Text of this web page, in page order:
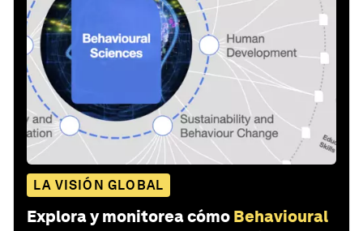
LA VISIÓN GLOBAL
Explora y monitorea cómo Behavioural